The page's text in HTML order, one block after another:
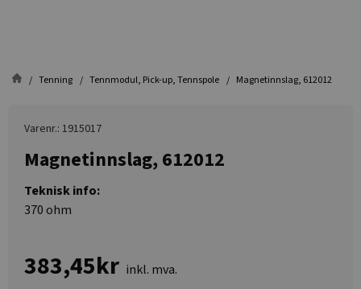
Tenning Tennmodul, Pick-up, Tennspole Magnetinnslag, 612012
Varenr.: 1915017
Magnetinnslag, 612012
Teknisk info:
370 ohm
383,45kr inkl. mva.